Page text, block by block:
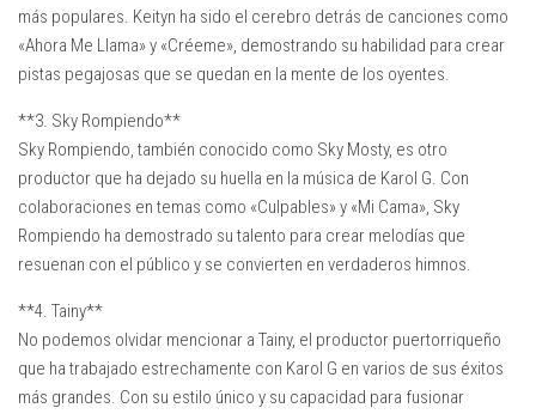
más populares. Keityn ha sido el cerebro detrás de canciones como
«Ahora Me Llama» y «Créeme», demostrando su habilidad para crear
pistas pegajosas que se quedan en la mente de los oyentes.
**3. Sky Rompiendo**
Sky Rompiendo, también conocido como Sky Mosty, es otro
productor que ha dejado su huella en la música de Karol G. Con
colaboraciones en temas como «Culpables» y «Mi Cama», Sky
Rompiendo ha demostrado su talento para crear melodías que
resuenan con el público y se convierten en verdaderos himnos.
**4. Tainy**
No podemos olvidar mencionar a Tainy, el productor puertorriqueño
que ha trabajado estrechamente con Karol G en varios de sus éxitos
más grandes. Con su estilo único y su capacidad para fusionar